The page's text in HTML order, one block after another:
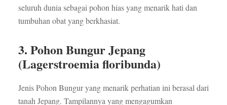
seluruh dunia sebagai pohon hias yang menarik hati dan
tumbuhan obat yang berkhasiat.
3. Pohon Bungur Jepang
(Lagerstroemia floribunda)
Jenis Pohon Bungur yang menarik perhatian ini berasal dari
tanah Jepang. Tampilannya yang mengagumkan